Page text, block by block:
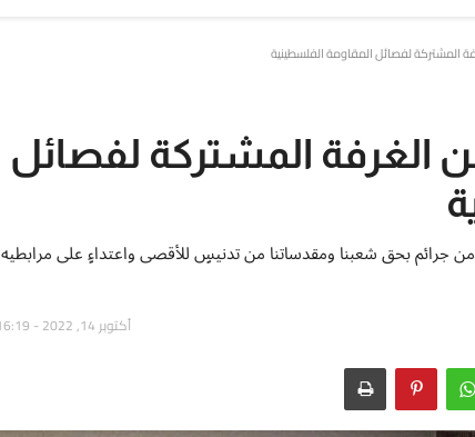
المشتركة لفصائل المقاومة الفلسطينية
الغرفة المشتركة لفصائل
من جرائم بحق شعبنا ومقدساتنا من تدنيسٍ للأقصى واعتداءٍ على مرابطيه
أكتوبر 14, 2022 - 16:19